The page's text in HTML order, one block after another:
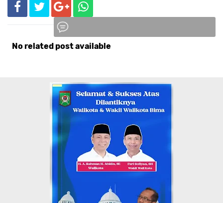
No related post available